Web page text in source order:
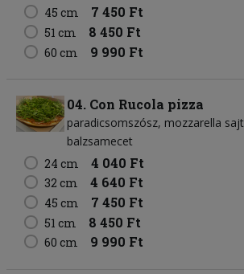
45 cm 7 450 Ft
51 cm 8 450 Ft
60 cm 9 990 Ft
04. Con Rucola pizza
paradicsomszósz mozzarella sajt
balzsamecet
24 cm
4 040 Ft
32 cm 4 640 Ft
45 cm 7 450 Ft
51 cm 8 450 Ft
60 cm 9 990 Ft